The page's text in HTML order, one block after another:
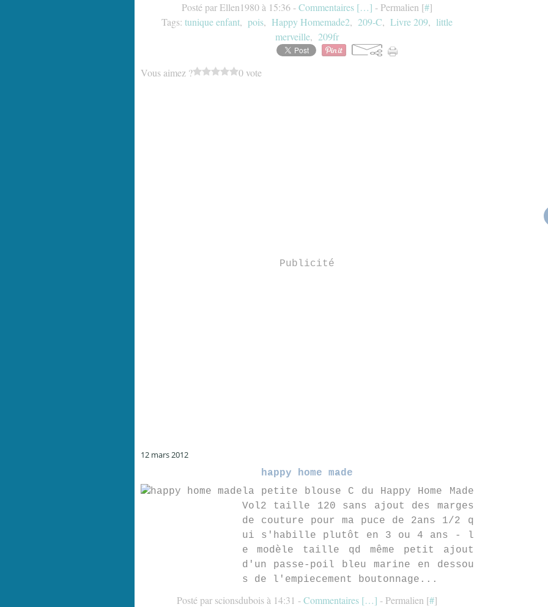
Posté par Ellen1980 à 15:36 -Commentaires […] - Permalien [#]
Tags: tunique enfant, pois, Happy Homemade2, 209-C, Livre 209, little
merveille, 209fr
Vous aimez ? 0 vote
Publicité
12 mars 2012
happy home made
la petite blouse C du Happy Home Made
Vol2 taille 120 sans ajout des marges
de couture pour ma puce de 2ans 1/2 q
ui s'habille plutôt en 3 ou 4 ans - l
e modèle taille qd même petit ajout
d'un passe-poil bleu marine en dessou
s de l'empiecement boutonnage...
Posté par scionsdubois à 14:31 -Commentaires […] - Permalien [#]